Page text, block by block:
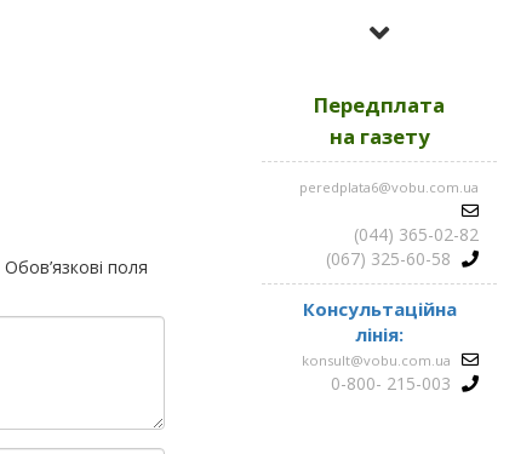
Обов’язкові поля
2023
Усі номери за
2022
Усі номери за
2021
Передплата
на газету
peredplata6@vobu.com.ua
(044) 365-02-82
(067) 325-60-58
Консультаційна
лінія:
konsult@vobu.com.ua
0-800- 215-003